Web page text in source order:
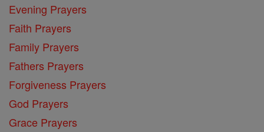
Evening Prayers
Faith Prayers
Family Prayers
Fathers Prayers
Forgiveness Prayers
God Prayers
Grace Prayers